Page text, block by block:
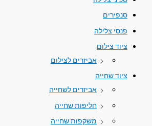
סנפירים
פנסי צלילה
ציוד צילום
אביזרים לצילום
ציוד שחייה
אביזרים לשחייה
חליפות שחייה
משקפות שחייה